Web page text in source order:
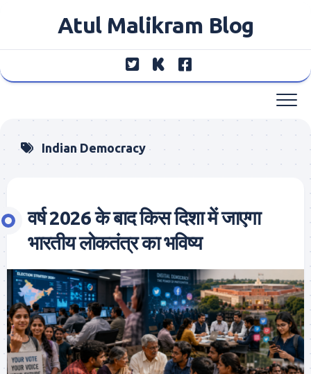
Atul Malikram Blog
Indian Democracy
वर्ष 2026 के बाद किस दिशा में जाएगा
भारतीय लोकतंत्र का भविष्य